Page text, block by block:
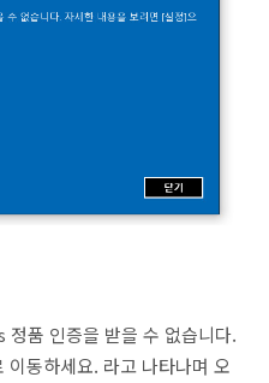
품 인증을 받을 수 없습니다.
동하세요. 라고 나타나며 오